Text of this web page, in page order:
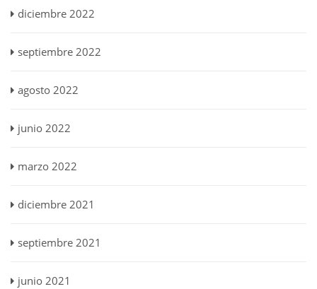
diciembre 2022
septiembre 2022
agosto 2022
junio 2022
marzo 2022
diciembre 2021
septiembre 2021
junio 2021